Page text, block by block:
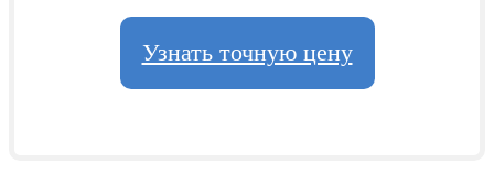
Узнать точную цену